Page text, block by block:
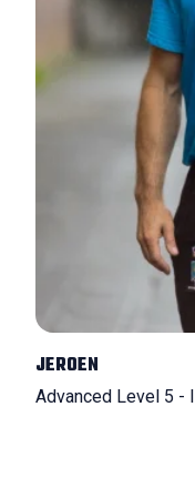
JEROEN
Advanced Level 5 -